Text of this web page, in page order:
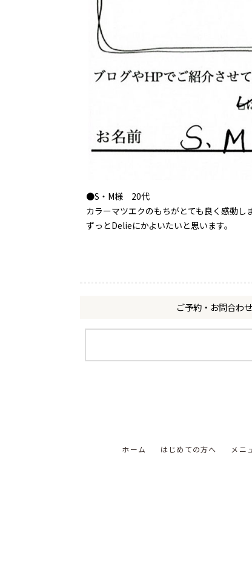
●S・M様 20代
カラーマツエクのもちがとても良く感動し
ずっとDelieにかよいたいと思います。
ご予約・お問合わ
ホーム はじめての方へ メニ